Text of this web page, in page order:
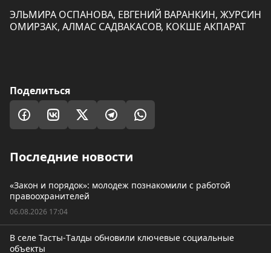
ЭЛЬМИРА ОСПАНОВА, ЕВГЕНИЙ ВАРАНКИН, ЖУРСИН
ОМИРЗАК, АЛМАС САДВАКАСОВ, КОКШЕ АКПАРАТ
Поделиться
Последние новости
«Закон и порядок»: молодеж познакомили с работой
правоохранителей
06.08.2026 17:04
В селе Тасты-Tалды обновили ключевые социальные
объекты